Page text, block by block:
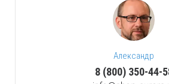
Александр
8 (800) 350-44-